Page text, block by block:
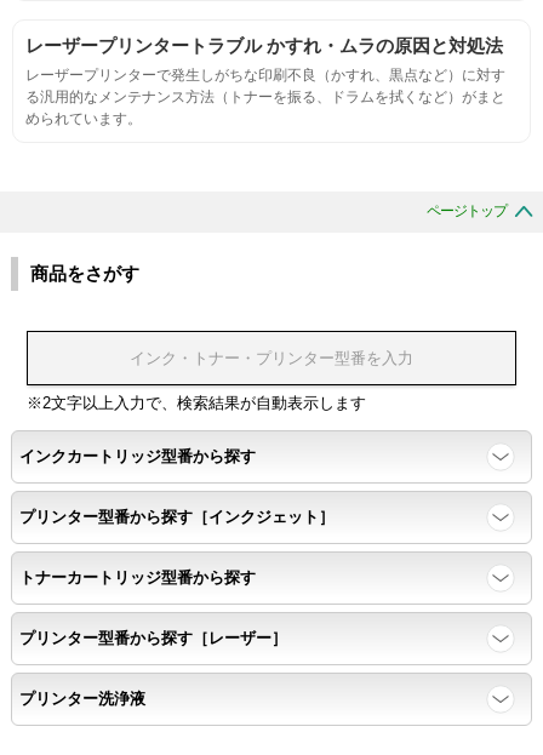
生涯印刷
印刷耐久性
ページ印刷可能枚数・連続印刷時の安定性・経時変化の影響の確
認
寿命レポート
ページ収量、1,000ページあたりのパウダー消費量、転写率、
SAD値を計測
落下試験
レーザープリンタートラブル かすれ・ムラの原因と対処法
レーザープリンターで発生しがちな印刷不良（かすれ、黒点など）に対す
る汎用的なメンテナンス方法（トナーを振る、ドラムを拭くなど）がまと
められています。
ページトップ
商品をさがす
※2文字以上入力で、検索結果が自動表示します
インクカートリッジ型番から探す
プリンター型番から探す［インクジェット］
トナーカートリッジ型番から探す
プリンター型番から探す［レーザー］
プリンター洗浄液